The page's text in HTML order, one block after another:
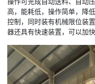
高，能耗低，操作简单，降
控制，同时装有机械限位装
器还具有快速装置，可以加